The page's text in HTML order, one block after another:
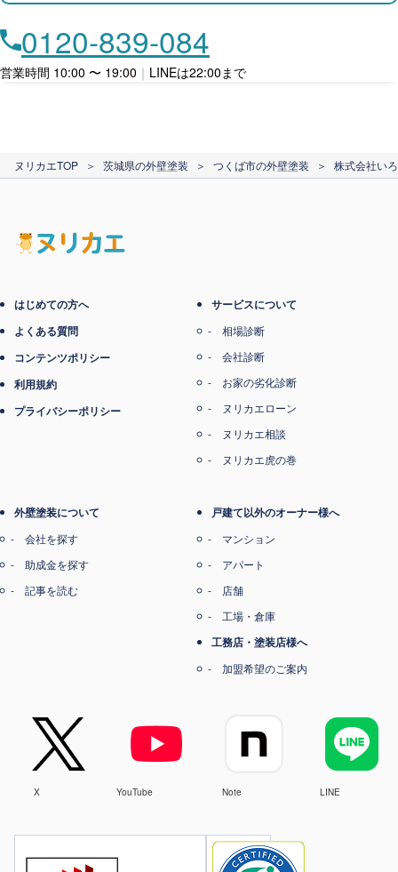
ローン利用
カード支払い
0120-839-084
営業時間 10:00 〜 19:00 ｜ LINEは22:00まで
ヌリカエTOP ＞ 茨城県の外壁塗装 ＞ つくば市の外壁塗装 ＞ 株式会社い
はじめての方へ
よくある質問
コンテンツポリシー
利用規約
プライバシーポリシー
サービスについて
相場診断
会社診断
お家の劣化診断
ヌリカエローン
ヌリカエ相談
ヌリカエ虎の巻
外壁塗装について
会社を探す
助成金を探す
記事を読む
戸建て以外のオーナー様へ
マンション
アパート
店舗
工場・倉庫
工務店・塗装店様へ
加盟希望のご案内
X YouTube Note LINE